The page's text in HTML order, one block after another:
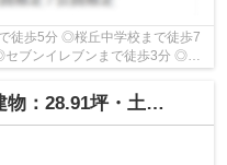
歩5分 ◎桜丘中学校まで徒歩7
ブンイレブンまで徒歩3分 ◎肉
・土地：40.28坪)新築住宅